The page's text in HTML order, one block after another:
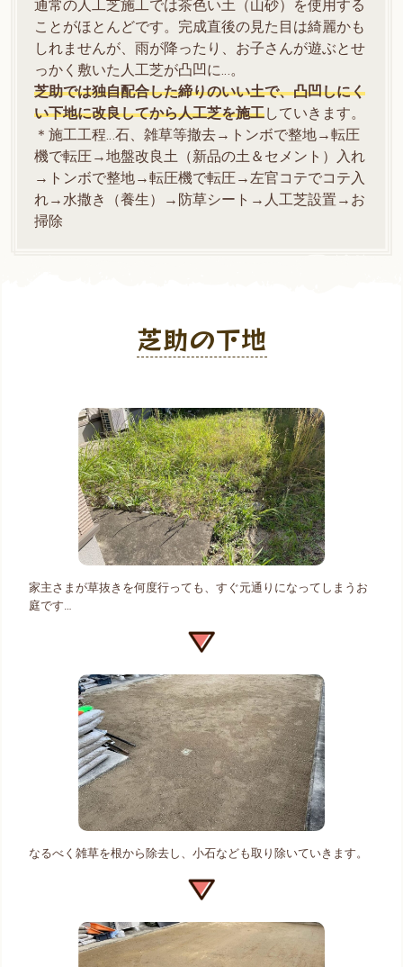
通常の人工芝施工では茶色い土（山砂）を使用する
ことがほとんどです。完成直後の見た目は綺麗かも
しれませんが、雨が降ったり、お子さんが遊ぶとせ
っかく敷いた人工芝が凸凹に…。
芝助では独自配合した締りのいい土で、凸凹しにく
い下地に改良してから人工芝を施工していきます。
＊施工工程…石、雑草等撤去→トンボで整地→転圧
機で転圧→地盤改良土（新品の土＆セメント）入れ
→トンボで整地→転圧機で転圧→左官コテでコテ入
れ→水撒き（養生）→防草シート→人工芝設置→お
掃除
芝助の下地
家主さまが草抜きを何度行っても、すぐ元通りになってしまうお
庭です…
なるべく雑草を根から除去し、小石なども取り除いていきます。